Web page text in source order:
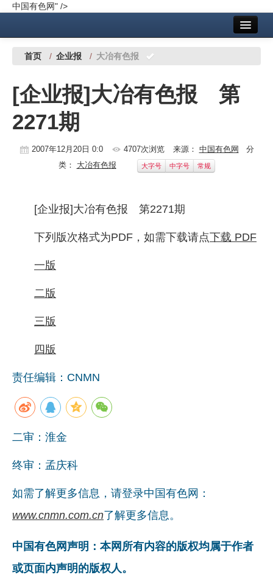
中国有色网" />
中国有色金属报社主办 广告服务
铜镍铅锌
铝
稀有稀土
《资源再生》杂志
行情报价
数字报
首页 / 企业报 / 大冶有色报
[企业报]大冶有色报 第
2271期
2007年12月20日 0:0 4707次浏览 来源： 中国有色网 分
类： 大冶有色报 大字号 中字号 常规
[企业报]大冶有色报 第2271期
下列版次格式为PDF，如需下载请点下载 PDF
一版
二版
三版
四版
责任编辑：CNMN
二审：淮金
终审：孟庆科
如需了解更多信息，请登录中国有色网：
www.cnmn.com.cn了解更多信息。
中国有色网声明：本网所有内容的版权均属于作者
或页面内声明的版权人。